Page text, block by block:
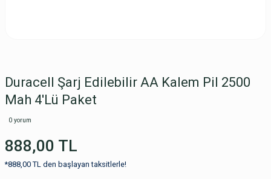
Duracell Şarj Edilebilir AA Kalem Pil 2500
Mah 4'Lü Paket
0 yorum
888,00 TL
*888,00 TL den başlayan taksitlerle!